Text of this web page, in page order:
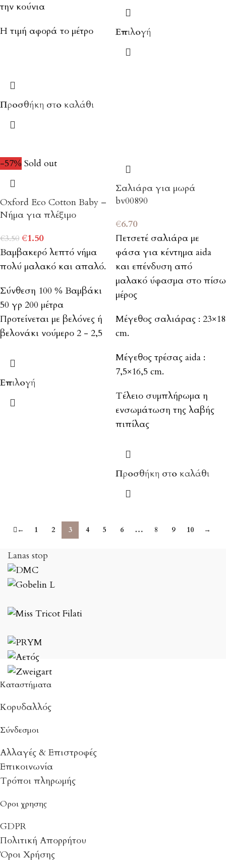
την κούνια
Η τιμή αφορά το μέτρο
Προσθήκη στο καλάθι
Επιλογή
-57% Sold out
Oxford Eco Cotton Baby –
Νήμα για πλέξιμο
€3.50 €1.50
Βαμβακερό λεπτό νήμα
πολύ μαλακό και απαλό.
Σύνθεση 100 % Βαμβάκι
50 γρ 200 μέτρα
Προτείνεται με βελόνες ή
βελονάκι νούμερο 2 - 2,5
Επιλογή
Σαλιάρα για μωρά
bv00890
€6.70
Πετσετέ σαλιάρα με
φάσα για κέντημα aida
και επένδυση από
μαλακό ύφασμα στο πίσω
μέρος
Μέγεθος σαλιάρας : 23×18
cm.
Μέγεθος τρέσας aida :
7,5×16,5 cm.
Τέλειο συμπλήρωμα η
ενσωμάτωση της λαβής
πιπίλας
Προσθήκη στο καλάθι
← 1 2 3 4 5 6 … 8 9 10 →
Lanas stop
Καταστήματα
Κορυδαλλός
Σύνδεσμοι
Αλλαγές & Επιστροφές
Επικοινωνία
Τρόποι πληρωμής
Οροι χρησης
GDPR
Πολιτική Απορρήτου
Όροι Χρήσης